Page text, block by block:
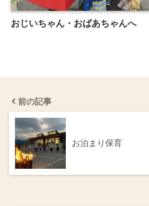
おじいちゃん・おばあちゃんへ
前の記事
お泊まり保育